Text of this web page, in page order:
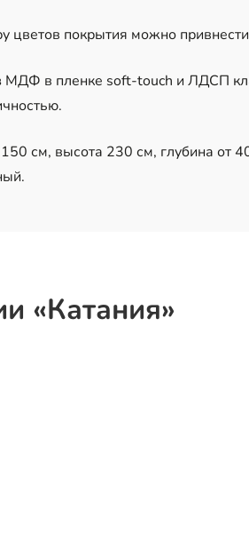
цветов покрытия можно
МДФ в пленке soft-touch и ЛДСП
см, высота 230 см, глубина от
«Катания»